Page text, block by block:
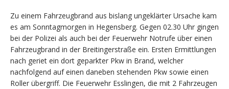
Zu einem Fahrzeugbrand aus bislang ungeklärter Ursache kam
es am Sonntagmorgen in Hegensberg. Gegen 02.30 Uhr gingen
bei der Polizei als auch bei der Feuerwehr Notrufe über einen
Fahrzeugbrand in der Breitingerstraße ein. Ersten Ermittlungen
nach geriet ein dort geparkter Pkw in Brand, welcher
nachfolgend auf einen daneben stehenden Pkw sowie einen
Roller übergriff. Die Feuerwehr Esslingen, die mit 2 Fahrzeugen